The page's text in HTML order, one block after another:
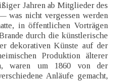
Jahren ab Mitglieder des
was nicht vergessen werden
in öffentlichen Vorträgen
durch die künstlerische
dekorativen Künste auf der
Produktion älterer
waren um 1860 von der
Anläufe gemacht,